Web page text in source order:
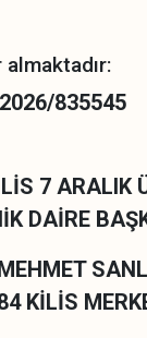
almaktadır:
2026/835545
7